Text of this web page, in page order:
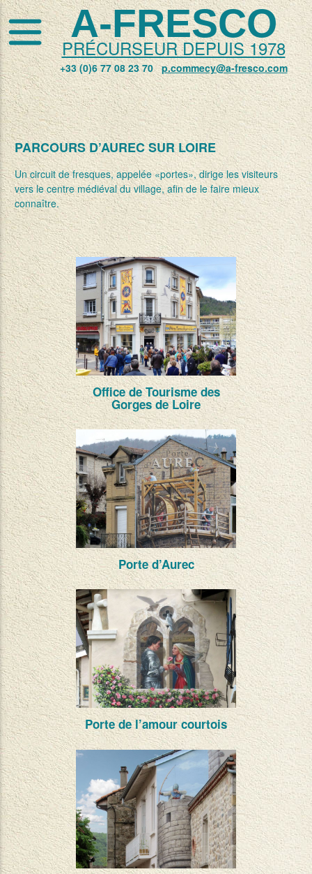
A-FRESCO
PRÉCURSEUR DEPUIS 1978
+33 (0)6 77 08 23 70p.commecy@a-fresco.com
PARCOURS D’AUREC SUR LOIRE
Un circuit de fresques, appelée «portes», dirige les visiteurs
vers le centre médiéval du village, afin de le faire mieux
connaître.
Office de Tourisme des
Gorges de Loire
Porte d’Aurec
Porte de l’amour courtois